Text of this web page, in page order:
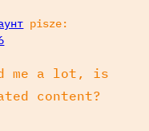
pisze:
me a lot, is
content?